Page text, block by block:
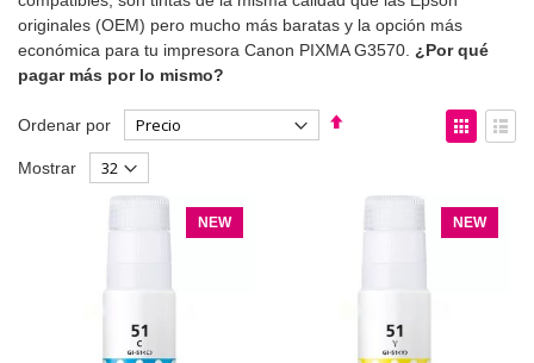
originales (OEM) pero mucho más baratas y la opción más
económica para tu impresora Canon PIXMA G3570. ¿Por qué
pagar más por lo mismo?
Ordenar por
Fijar
Ver
como
Mostrar
NEW NEW